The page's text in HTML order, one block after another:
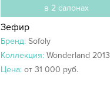
в 2 салонах
Зефир
Бренд: Sofoly
Коллекция: Wonderland 2013
Цена: от 31 000 руб.